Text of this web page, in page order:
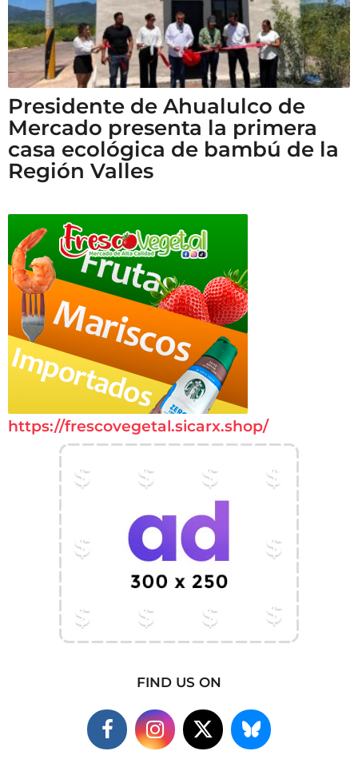
Presidente de Ahualulco de
Mercado presenta la primera
casa ecológica de bambú de la
Región Valles
https://frescovegetal.sicarx.shop/
FIND US ON